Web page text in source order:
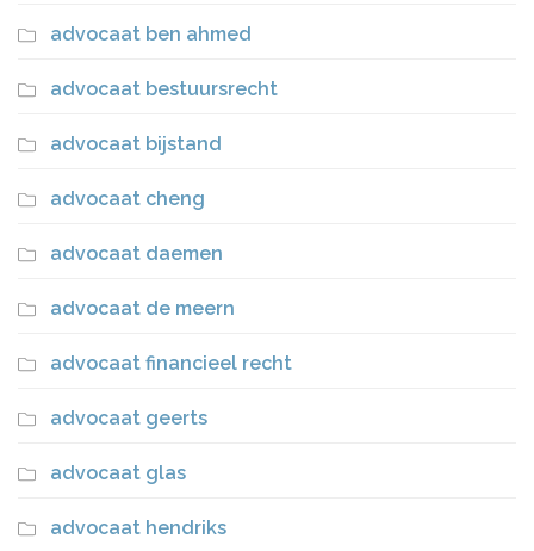
advocaat ben ahmed
advocaat bestuursrecht
advocaat bijstand
advocaat cheng
advocaat daemen
advocaat de meern
advocaat financieel recht
advocaat geerts
advocaat glas
advocaat hendriks